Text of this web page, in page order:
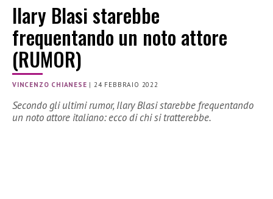
Ilary Blasi starebbe
frequentando un noto attore
(RUMOR)
VINCENZO CHIANESE |24 FEBBRAIO 2022
Secondo gli ultimi rumor, Ilary Blasi starebbe frequentando
un noto attore italiano: ecco di chi si tratterebbe.